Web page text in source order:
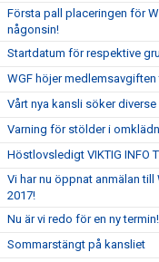
Första pall placeringen för
någonsin!
Startdatum för respektive
WGF höjer
Vårt nya kansli söker
Varning för stölder i
Höstlovsledigt VIKTIG INFO
Vi har nu öppnat anmälan
2017!
Nu är vi redo för en ny termin!
Sommarstängt på kansliet